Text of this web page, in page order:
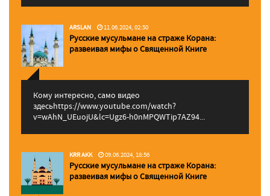
ARSLAN 11.06.2024, 02:50
Русские мусульмане на страже Корана:
pазвеивая мифы о Священной Книге
Кому интересно, само видео
здесьhttps://www.youtube.com/watch?
v=wAhN_UEuojU&lc=Ugz6-h0nMPQWTip7AZ94...
KRR AKK 09.06.2024, 18:56
Русские мусульмане на страже Корана:
pазвеивая мифы о Священной Книге